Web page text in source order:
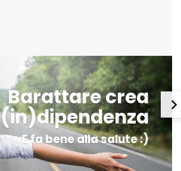
Barattare crea
(in)dipendenza
E fa bene alla salute :)